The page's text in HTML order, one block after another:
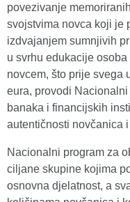
povezivanje
svojstvima novca koji je
izdvajanjem sumnjivih
u svrhu edukacije
novcem, što prije svega
eura, provodi
banaka i financijskih
autentičnosti novčanica
Nacionalni program za
ciljane skupine kojima
osnovna djelatnost, a